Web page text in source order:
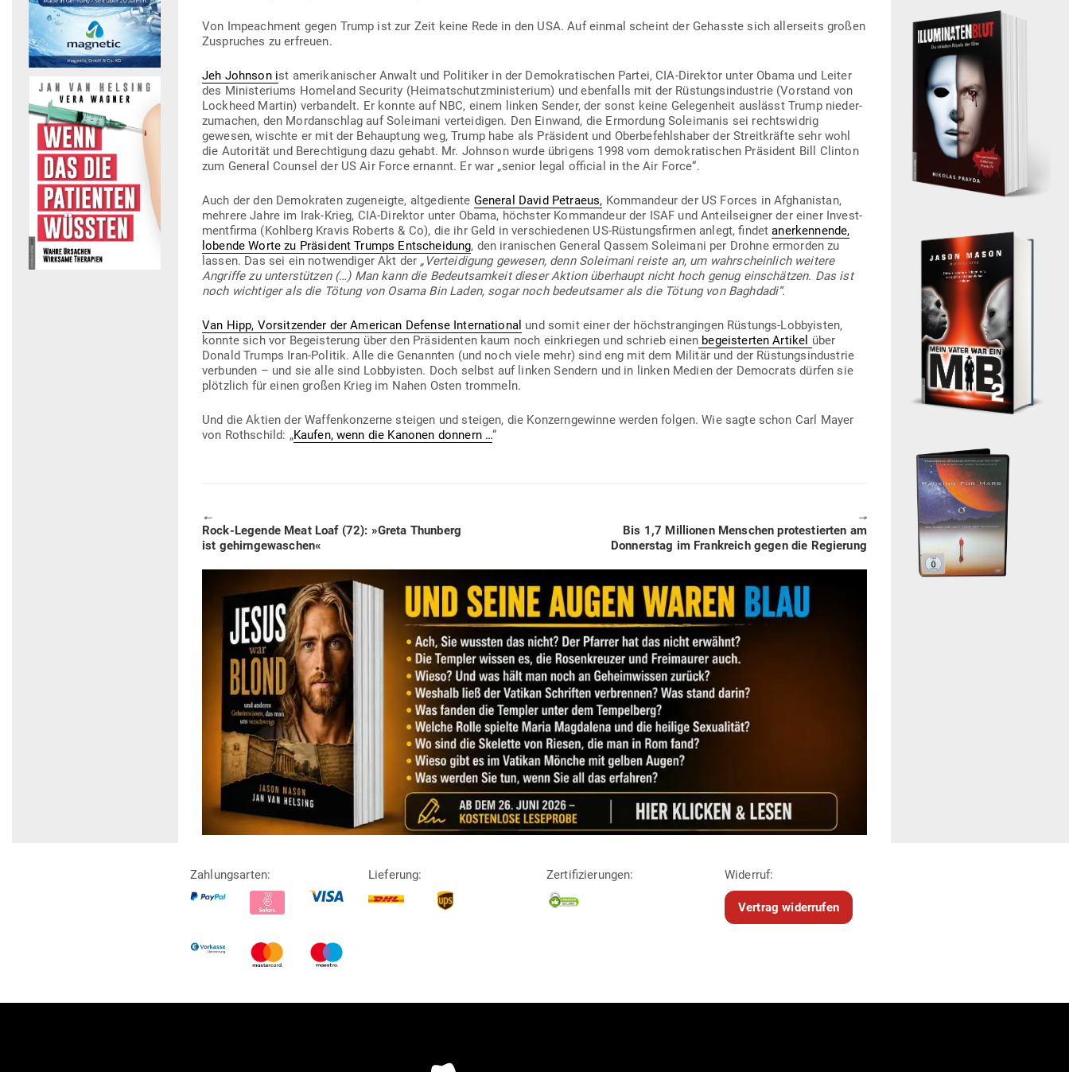
Von Impeachment gegen Trump ist zur Zeit keine Rede in den USA. Auf einmal scheint der Gehasste sich aller­seits großen
Zuspruches zu erfreuen.
Jeh Johnson ist ame­ri­ka­ni­scher Anwalt und Poli­tiker in der Demo­kra­ti­schen Partei, CIA-Direktor unter Obama und Leiter
des Minis­te­riums Homeland Security (Hei­mat­schutz­mi­nis­terium) und eben­falls mit der Rüs­tungs­in­dustrie (Vor­stand von
Lockheed Martin) ver­bandelt. Er konnte auf NBC, einem linken Sender, der sonst keine Gele­genheit aus­lässt Trump nie­der­
zu­machen, den Mord­an­schlag auf Sol­eimani ver­tei­digen. Den Einwand, die Ermordung Sol­ei­manis sei rechts­widrig
gewesen, wischte er mit der Behauptung weg, Trump habe als Prä­sident und Ober­be­fehls­haber der Streit­kräfte sehr wohl
die Auto­rität und Berech­tigung dazu gehabt. Mr. Johnson wurde übrigens 1998 vom demo­kra­ti­schen Prä­sident Bill Clinton
zum General Counsel der US Air Force ernannt. Er war „senior legal official in the Air Force“.
Auch der den Demo­kraten zuge­neigte, alt­ge­diente General David Petraeus, Kom­mandeur der US Forces in Afgha­nistan,
mehrere Jahre im Irak-Krieg, CIA-Direktor unter Obama, höchster Kom­mandeur der ISAF und Anteils­eigner der einer Invest­
ment­firma (Kohlberg Kravis Roberts & Co), die ihr Geld in ver­schie­denen US-Rüs­tungs­firmen anlegt, findetaner­ken­nende,
lobende Worte zu Prä­sident Trumps Ent­scheidung, den ira­ni­schen General Qassem Sol­eimani per Drohne ermorden zu
lassen. Das sei ein not­wen­diger Akt der „Ver­tei­digung gewesen, denn Sol­eimani reiste an, um wahr­scheinlich weitere
Angriffe zu unter­stützen (…) Man kann die Bedeut­samkeit dieser Aktion über­haupt nicht hoch genug ein­schätzen. Das ist
noch wich­tiger als die Tötung von Osama Bin Laden, sogar noch bedeut­samer als die Tötung von Baghdadi“.
Van Hipp, Vor­sit­zender der Ame­rican Defense Inter­na­tional und somit einer der höchst­ran­gingen Rüs­tungs-Lob­by­isten,
konnte sich vor Begeis­terung über den Prä­si­denten kaum noch ein­kriegen und schrieb einen begeis­terten Artikel über
Donald Trumps Iran-Politik. Alle die Genannten (und noch viele mehr) sind eng mit dem Militär und der Rüs­tungs­in­dustrie
ver­bunden – und sie alle sind Lob­by­isten. Doch selbst auf linken Sendern und in linken Medien der Demo­crats dürfen sie
plötzlich für einen großen Krieg im Nahen Osten trommeln.
Und die Aktien der Waf­fen­kon­zerne steigen und steigen, die Kon­zern­ge­winne werden folgen. Wie sagte schon Carl Mayer
von Roth­schild: „Kaufen, wenn die Kanonen donnern …“
🠔
Previous
post:
Rock-Legende Meat Loaf (72): »Greta Thunberg
ist gehirngewaschen«
🠖
Next
post:
Bis 1,7 Mil­lionen Men­schen pro­tes­tierten am
Don­nerstag im Frank­reich gegen die Regierung
Zahlungsarten: Lieferung: Zertifizierungen: Widerruf:
Vertrag widerrufen